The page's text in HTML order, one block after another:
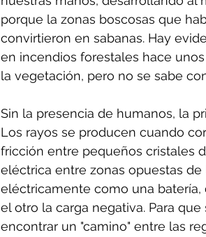
porque la zonas boscosas que
convirtieron en sabanas. Hay
en incendios forestales hace
la vegetación, pero no se sabe
Sin la presencia de humanos, la
Los rayos se producen cuando
fricción entre pequeños cristales
eléctrica entre zonas opuestas
eléctricamente como una
el otro la carga negativa. Para
encontrar un "camino" entre las